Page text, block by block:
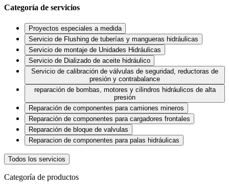
Categoría de servicios
Proyectos especiales a medida
Servicio de Flushing de tuberías y mangueras hidráulicas
Servicio de montaje de Unidades Hidráulicas
Servicio de Dializado de aceite hidráulico
Servicio de calibración de válvulas de seguridad, reductoras de
presión y contrabalance
reparación de bombas, motores y cilindros hidráulicos de alta
presión
Reparación de componentes para camiones mineros
Reparación de componentes para cargadores frontales
Reparación de bloque de valvulas
Reparacion de componentes para palas hidráulicas
Todos los servicios
Categoría de productos